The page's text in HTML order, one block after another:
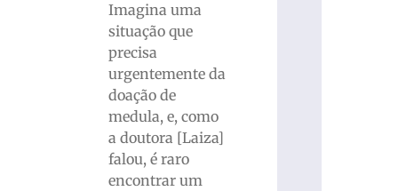
Imagina uma
situação que
precisa
urgentemente da
doação de
medula, e, como
a doutora [Laiza]
falou, é raro
encontrar um